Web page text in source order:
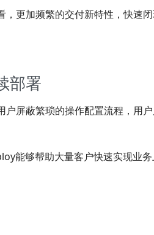
更加频繁的交付新特性，快速
部署
屏蔽繁琐的操作配置流程，用
能够帮助大量客户快速实现业